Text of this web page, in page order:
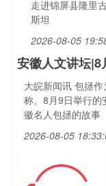
走进锦屏县隆里
斯坦
2026-08-05
安徽人文讲坛
大皖新闻讯 包拯
称。8月9日举行的
徽名人包拯的故事
2026-08-05